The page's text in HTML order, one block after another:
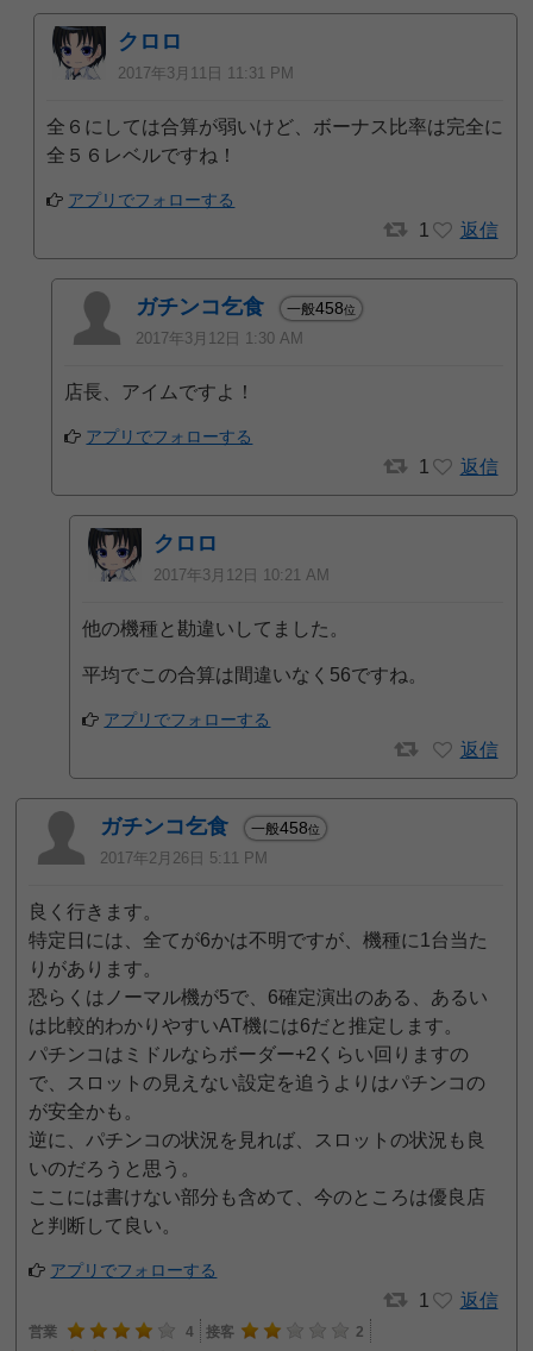
クロロ
2017年3月11日 11:31 PM
全６にしては合算が弱いけど、ボーナス比率は完全に
全５６レベルですね！
アプリでフォローする
1 返信
ガチンコ乞食 一般458位
2017年3月12日 1:30 AM
店長、アイムですよ！
アプリでフォローする
1 返信
クロロ
2017年3月12日 10:21 AM
他の機種と勘違いしてました。
平均でこの合算は間違いなく56ですね。
アプリでフォローする
返信
ガチンコ乞食 一般458位
2017年2月26日 5:11 PM
良く行きます。
特定日には、全てが6かは不明ですが、機種に1台当た
りがあります。
恐らくはノーマル機が5で、6確定演出のある、あるい
は比較的わかりやすいAT機には6だと推定します。
パチンコはミドルならボーダー+2くらい回りますの
で、スロットの見えない設定を追うよりはパチンコの
が安全かも。
逆に、パチンコの状況を見れば、スロットの状況も良
いのだろうと思う。
ここには書けない部分も含めて、今のところは優良店
と判断して良い。
アプリでフォローする
1 返信
営業 4 接客
2